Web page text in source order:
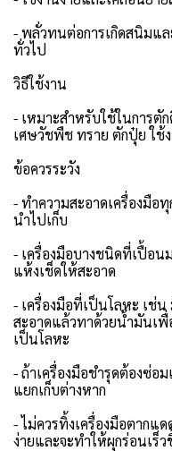
- พลั่วทนต่อการเกิดสนิมแล
ทั่วไป
วิธีใช้งาน
- เหมาะสำหรับใช้ในการตั
เศษวัชพืช ทราย ตักปุ๋ย ใช้
ข้อควรระวัง
- ทำความสะอาดเครื่องมือ
นำไปเก็บ
- เครื่องมือบางชนิดที่เปื้อน
แห้งเช็ดให้สะอาด
- เครื่องมือที่เป็นโลหะ เช่น
สะอาดแล้วทาด้วยน้ำมันเ
เป็นโลหะ
- ถ้าเครื่องมือชำรุดต้องซ่อ
แยกเก็บต่างหาก
- ไม่ควรทิ้งเครื่องมือตากแ
ง่ายและจะทำให้ผุกร่อนเร็